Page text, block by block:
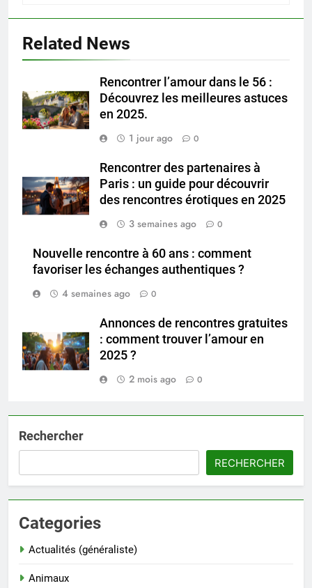
Related News
Rencontrer l’amour dans le 56 :
Découvrez les meilleures astuces
en 2025.
1 jour ago
0
Rencontrer des partenaires à
Paris : un guide pour découvrir
des rencontres érotiques en 2025
3 semaines ago
0
Nouvelle rencontre à 60 ans : comment
favoriser les échanges authentiques ?
4 semaines ago
0
Annonces de rencontres gratuites
: comment trouver l’amour en
2025 ?
2 mois ago
0
Rechercher
RECHERCHER
Categories
Actualités (généraliste)
Animaux